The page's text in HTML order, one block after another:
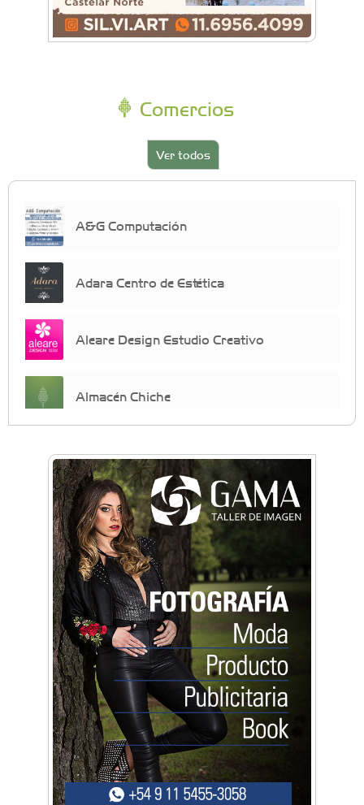
Comercios
Ver todos
A&G Computación
Adara Centro de Estética
Aleare Design Estudio Creativo
Almacén Chiche
crecimiento personal
Arq. Horacio Alejandro Sánchez
Artística ApasionArte
Artística Catalina
Artística Veral
BAIC Ramos Mejía
Brisé Estudio de Danzas